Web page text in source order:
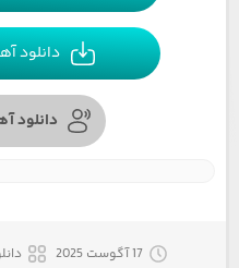
دانلود
دانلود
17 آگوست 2025